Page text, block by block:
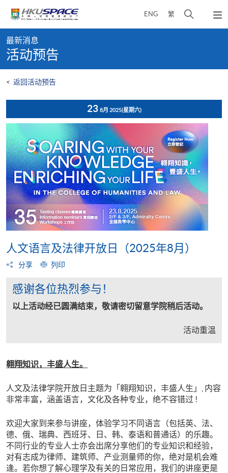
content
ENG 繁
开
弹
出
content
start
最新消息
活动预告
< 返回活动预告
23 8月 2025(星期六)
人文语言及法律开放日（2025年8月）
分享 列印
感谢各位热烈参与！
以上活动经已圆满结束，敬请密切留意学院稍后活动。
活动重温
翱翔知识，丰盛人生。
人文及法律学院开放日主题为「翱翔知识，丰盛人生」, 内容
非常丰富，涵盖语言，文化及各种专业，绝不容错过 !
欢迎大家到来参与讲座，体验学习不同语言（包括英、法、
德、俄、瑞典、西班牙、日、韩、泰语和普通话）的乐趣。
不同行业的专业人士亦会出席分享他们的专业知识和经验，
对有志成为律师、建筑师、产业测量师的你，绝对是机会难
逢。若你想了解心理学及有关的日常应用，我们的讲座更是